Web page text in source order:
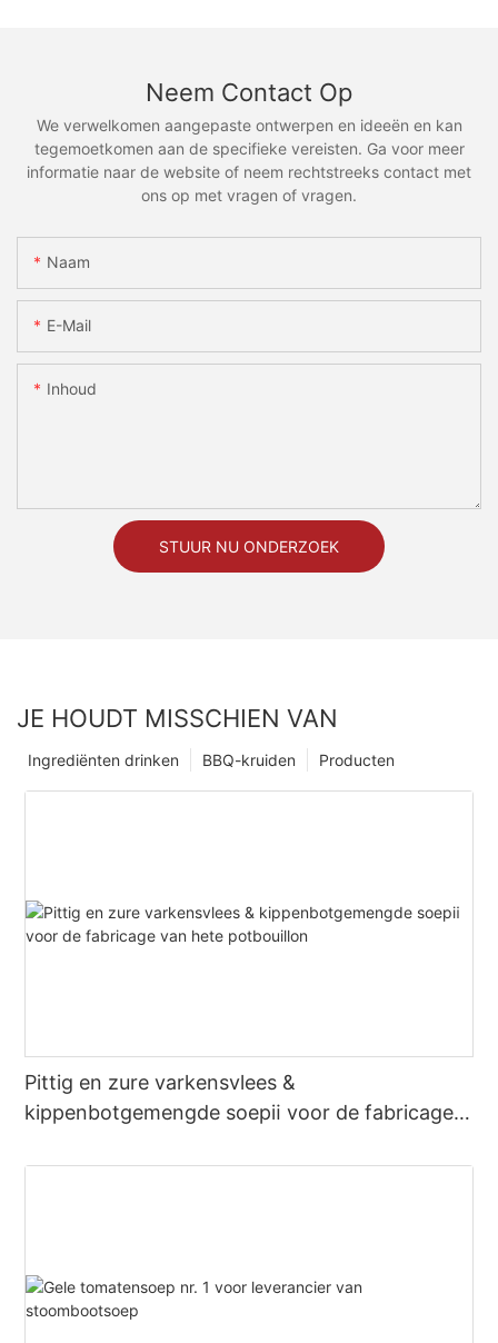
Neem Contact Op
We verwelkomen aangepaste ontwerpen en ideeën en kan
tegemoetkomen aan de specifieke vereisten. Ga voor meer
informatie naar de website of neem rechtstreeks contact met
ons op met vragen of vragen.
Naam
E-Mail
Inhoud
STUUR NU ONDERZOEK
JE HOUDT MISSCHIEN VAN
Producten
BBQ-kruiden
Ingrediënten drinken
Pittig en zure varkensvlees &
kippenbotgemengde soepⅱ voor de fabricage